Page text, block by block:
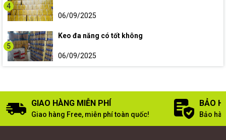
4
06/09/2025
5
Keo đa năng có tốt không
06/09/2025
GIAO HÀNG MIỄN PHÍ
Giao hàng Free, miễn phí toàn quốc!
BẢO
Bảo